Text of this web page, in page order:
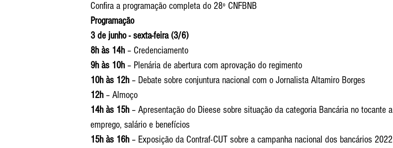
Confira a programação completa do 28º CNFBNB
Programação
3 de junho - sexta-feira (3/6)
8h às 14h – Credenciamento
9h às 10h – Plenária de abertura com aprovação do regimento
10h às 12h – Debate sobre conjuntura nacional com o Jornalista Altamiro Borges
12h – Almoço
14h às 15h – Apresentação do Dieese sobre situação da categoria Bancária no tocante a
emprego, salário e benefícios
15h às 16h – Exposição da Contraf-CUT sobre a campanha nacional dos bancários 2022